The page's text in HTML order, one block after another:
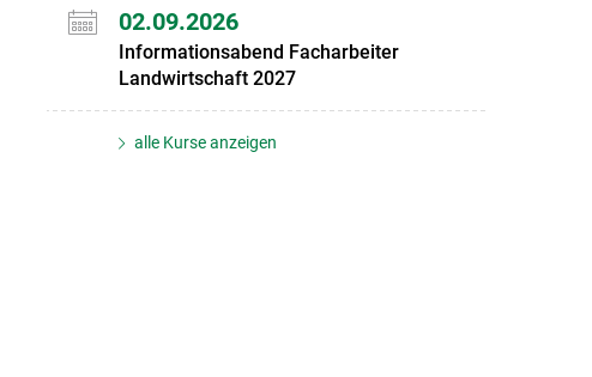
02.09.2026
Informationsabend Facharbeiter
Landwirtschaft 2027
alle Kurse anzeigen